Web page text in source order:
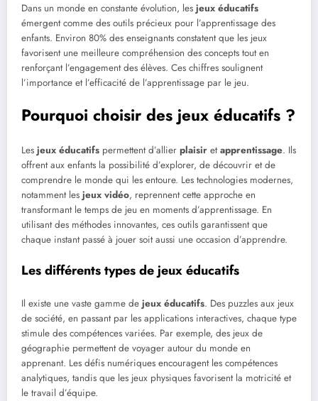
Dans un monde en constante évolution, les jeux éducatifs
émergent comme des outils précieux pour l’apprentissage des
enfants. Environ 80% des enseignants constatent que les jeux
favorisent une meilleure compréhension des concepts tout en
renforçant l’engagement des élèves. Ces chiffres soulignent
l’importance et l’efficacité de l’apprentissage par le jeu.
Pourquoi choisir des jeux éducatifs ?
Les jeux éducatifs permettent d’allier plaisir etapprentissage. Ils
offrent aux enfants la possibilité d’explorer, de découvrir et de
comprendre le monde qui les entoure. Les technologies modernes,
notamment les jeux vidéo, reprennent cette approche en
transformant le temps de jeu en moments d’apprentissage. En
utilisant des méthodes innovantes, ces outils garantissent que
chaque instant passé à jouer soit aussi une occasion d’apprendre.
Les différents types de jeux éducatifs
Il existe une vaste gamme de jeux éducatifs. Des puzzles aux jeux
de société, en passant par les applications interactives, chaque type
stimule des compétences variées. Par exemple, des jeux de
géographie permettent de voyager autour du monde en
apprenant. Les défis numériques encouragent les compétences
analytiques, tandis que les jeux physiques favorisent la motricité et
le travail d’équipe.